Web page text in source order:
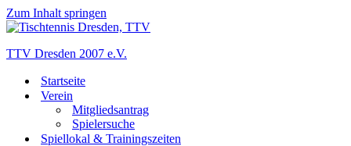
Zum Inhalt springen
TTV Dresden 2007 e.V.
Startseite
Verein
Mitgliedsantrag
Spielersuche
Spiellokal & Trainingszeiten